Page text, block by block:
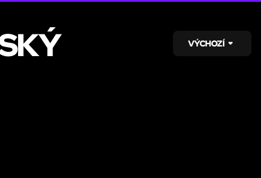
VÝCHOZÍ